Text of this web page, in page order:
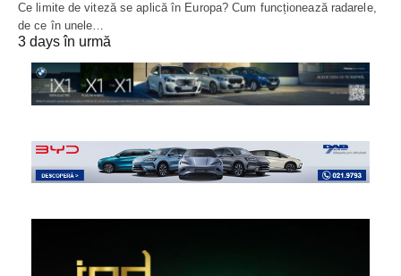
Ce limite de viteză se aplică în Europa? Cum funcționează radarele,
de ce în unele…
3 days în urmă